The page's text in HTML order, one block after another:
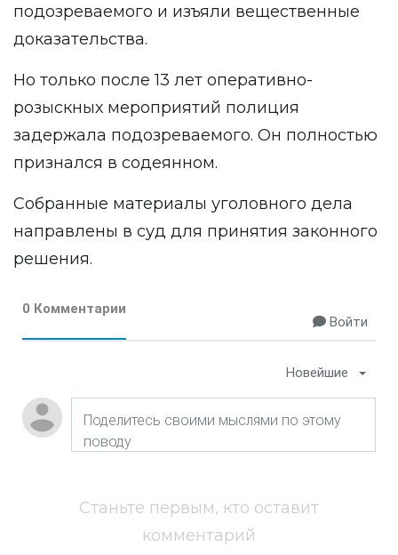
подозреваемого и изъяли вещественные
доказательства.
Но только после 13 лет оперативно-
розыскных мероприятий полиция
задержала подозреваемого. Он полностью
признался в содеянном.
Собранные материалы уголовного дела
направлены в суд для принятия законного
решения.
0 Комментарии
Войти
Новейшие
Станьте первым, кто оставит
комментарий